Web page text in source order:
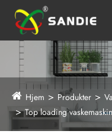
Hjem Produkter
Top loading